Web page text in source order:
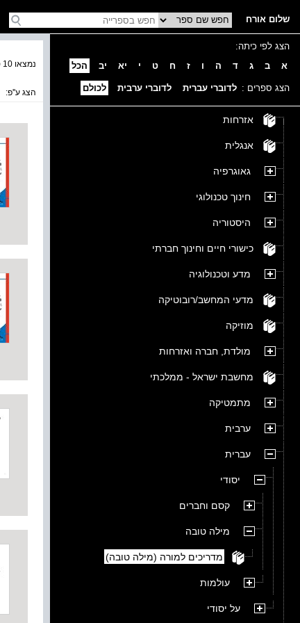
שלום אורח
הצג לפי כיתה:
א
ב ג ד ה ו ז ח ט י יא יב הכל
הצג ספרים : לדוברי עברית לדוברי ערבית לכולם
אזרחות
אנגלית
גאוגרפיה
חינוך טכנולוגי
היסטוריה
כישורי חיים וחינוך חברתי
מדע וטכנולוגיה
מדעי המחשב/רובוטיקה
מוזיקה
מולדת, חברה ואזרחות
מחשבת ישראל - ממלכתי
מתמטיקה
ערבית
עברית
יסודי
קסם וחברים
מילה טובה
מדריכים למורה (מילה טובה)
עולמות
על יסודי
נמצאו 10 ספרים בקטגוריה
הצג ע''פ: